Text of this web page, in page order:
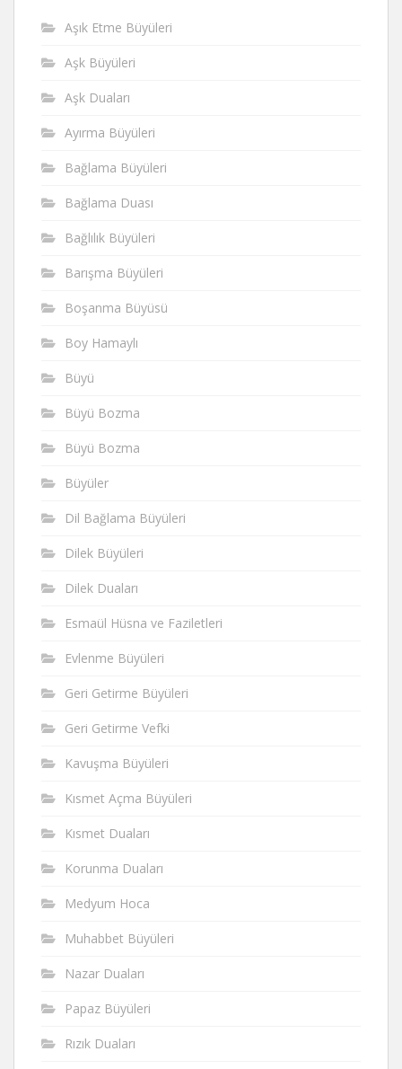
Aşık Etme Büyüleri
Aşk Büyüleri
Aşk Duaları
Ayırma Büyüleri
Bağlama Büyüleri
Bağlama Duası
Bağlılık Büyüleri
Barışma Büyüleri
Boşanma Büyüsü
Boy Hamaylı
Büyü
Büyü Bozma
Büyü Bozma
Büyüler
Dil Bağlama Büyüleri
Dilek Büyüleri
Dilek Duaları
Esmaül Hüsna ve Faziletleri
Evlenme Büyüleri
Geri Getirme Büyüleri
Geri Getirme Vefki
Kavuşma Büyüleri
Kısmet Açma Büyüleri
Kısmet Duaları
Korunma Duaları
Medyum Hoca
Muhabbet Büyüleri
Nazar Duaları
Papaz Büyüleri
Rızık Duaları